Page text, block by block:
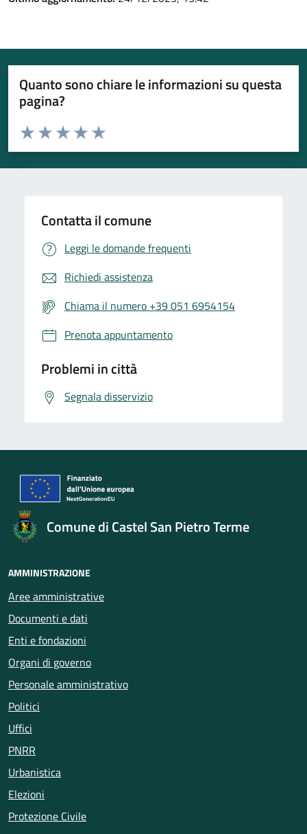
Quanto sono chiare le informazioni su questa
pagina?
Valuta da 1 a 5 stelle la pagina
Valuta 5 stelle su 5
Valuta 4 stelle su 5
Valuta 3 stelle su 5
Valuta 2 stelle su 5
Valuta 1 stelle su 5
Contatta il comune
Leggi le domande frequenti
Richiedi assistenza
Chiama il numero +39 051 6954154
Prenota appuntamento
Problemi in città
Segnala disservizio
Comune di Castel San Pietro Terme
AMMINISTRAZIONE
Aree amministrative
Documenti e dati
Enti e fondazioni
Organi di governo
Personale amministrativo
Politici
Uffici
PNRR
Urbanistica
Elezioni
Protezione Civile